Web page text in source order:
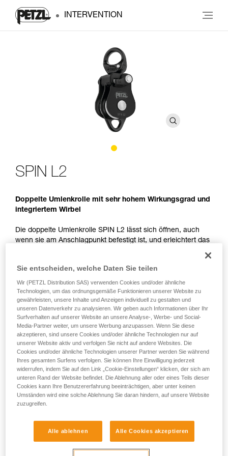
INTERVENTION
SPIN L2
Doppelte Umlenkrolle mit sehr hohem Wirkungsgrad und
integriertem Wirbel
Die doppelte Umlenkrolle SPIN L2 lässt sich öffnen, auch
wenn sie am Anschlagpunkt befestigt ist, und erleichtert das
zusätzlichen Befestigungsöse ermöglicht die Umlenkrolle
das Einrichten verschiedener komplexer
Flaschenzugsysteme. Die großen Laufrollen mit gekapseltem
Kugellager gewährleisten einen ausgezeichneten
Wirkungsgrad. Das Handling wird durch einen Wirbel
erleichtert, welcher eine Ausrichtung der Umlenkrolle unter
Last sowie ein direktes Einhängen von Karabinern, Seilen
oder Schlingen ermöglicht.
Sie entscheiden, welche Daten Sie teilen
Wir (PETZL Distribution SAS) verwenden Cookies und/oder ähnliche
Technologien, um das ordnungsgemäße Funktionieren unserer Website zu
gewährleisten, unsere Inhalte und Anzeigen individuell zu gestalten und
unseren Datenverkehr zu analysieren. Wir geben auch Informationen über Ihr
Surfverhalten auf unserer Website an unsere Analyse-, Werbe- und Social-
Media-Partner weiter, um unsere Werbung anzupassen. Wenn Sie diese
akzeptieren, sind unsere Cookies und/oder ähnliche Technologien nur auf
unserer Website aktiv und verfolgen Sie nicht auf andere Websites. Die
Cookies und/oder ähnliche Technologien unserer Partner werden Sie während
Ihres gesamten Surfens verfolgen. Sie können Ihre Einwilligung jederzeit
widerrufen, indem Sie auf den Link „Cookie-Einstellungen“ klicken, der sich am
unteren Rand der Website befindet. Die Ablehnung aller oder eines Teils dieser
Cookies kann Ihre Benutzererfahrung beeinträchtigen, aber unter keinen
Umständen wird eine solche Ablehnung Sie daran hindern, auf unsere Website
zuzugreifen.
Alle ablehnen Alle Cookies akzeptieren